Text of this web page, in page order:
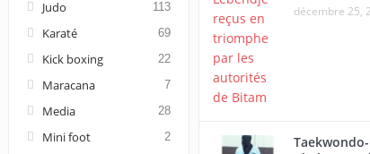
Judo 113
Karaté 69
Kick boxing 22
Maracana 7
Media 28
Mini foot 2
décembre 25,